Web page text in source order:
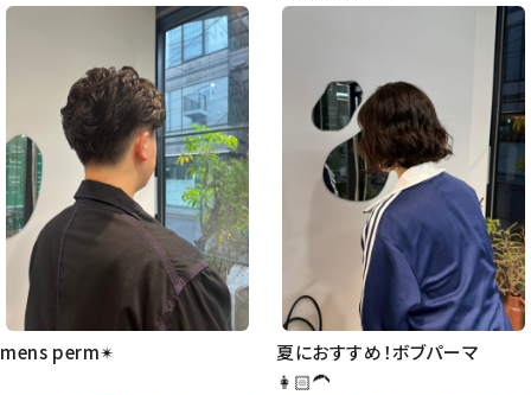
mens perm✴︎
夏におすすめ！ボブパーマ
👩🏻‍🦱